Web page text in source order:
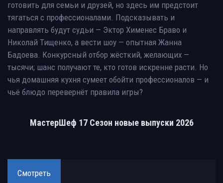
готовить для семьи и друзей, но здесь им предстоит
тягаться с профессионалами. Подсказывать и
направлять будут судьи — Эктор Хименес Браво и
Николай Тищенко, а вести шоу — опытная Жанна
Бадоева. Конкурсный отбор жёсткий, желающих —
тысячи; шанс получают те, кто готов искренне расти. Но
чья домашняя кухня сумеет обойти профессионалов — и
чьё блюдо перевернёт правила игры?
МастерШеф 17 Сезон новые выпуски 2026
Смотреть